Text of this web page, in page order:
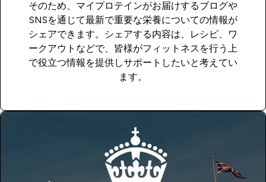
そのため、マイプロテインがお届けするブログや
SNSを通じて最新で重要な栄養についての情報が
シェアできます。シェアする内容は、レシピ、ワ
ークアウトなどで、皆様がフィットネスを行う上
で役立つ情報を提供しサポートしたいと考えてい
ます。